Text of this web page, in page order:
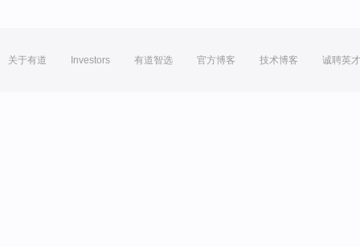
关于有道 Investors 有道智选 官方博客 技术博客 诚聘英才